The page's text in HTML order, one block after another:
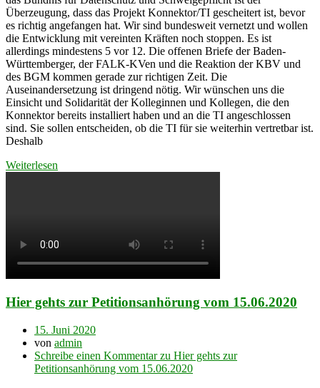
Überzeugung, dass das Projekt Konnektor/TI gescheitert ist, bevor
es richtig angefangen hat. Wir sind bundesweit vernetzt und wollen
die Entwicklung mit vereinten Kräften noch stoppen. Es ist
allerdings mindestens 5 vor 12. Die offenen Briefe der Baden-
Württemberger, der FALK-KVen und die Reaktion der KBV und
des BGM kommen gerade zur richtigen Zeit. Die
Auseinandersetzung ist dringend nötig. Wir wünschen uns die
Einsicht und Solidarität der Kolleginnen und Kollegen, die den
Konnektor bereits installiert haben und an die TI angeschlossen
sind. Sie sollen entscheiden, ob die TI für sie weiterhin vertretbar ist.
Deshalb
Weiterlesen
Hier gehts zur Petitionsanhörung vom 15.06.2020
15. Juni 2020
von admin
Schreibe einen Kommentarzu Hier gehts zur
Petitionsanhörung vom 15.06.2020